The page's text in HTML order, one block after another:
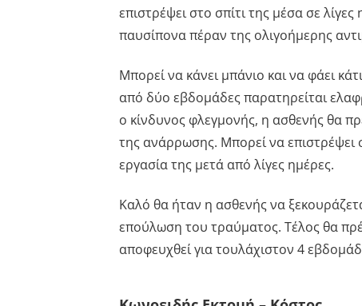
επιστρέψει στο σπίτι της μέσα σε
παυσίπονα πέραν της ολιγοήμερης
Μπορεί να κάνει μπάνιο και να φάει
από δύο εβδομάδες παρατηρείται
ο κίνδυνος φλεγμονής, η ασθενής θα
της ανάρρωσης. Μπορεί να επιστρέψει
εργασία της μετά από λίγες ημέρες.
Καλό θα ήταν η ασθενής να
επούλωση του τραύματος. Τέλος θα
αποφευχθεί για τουλάχιστον 4